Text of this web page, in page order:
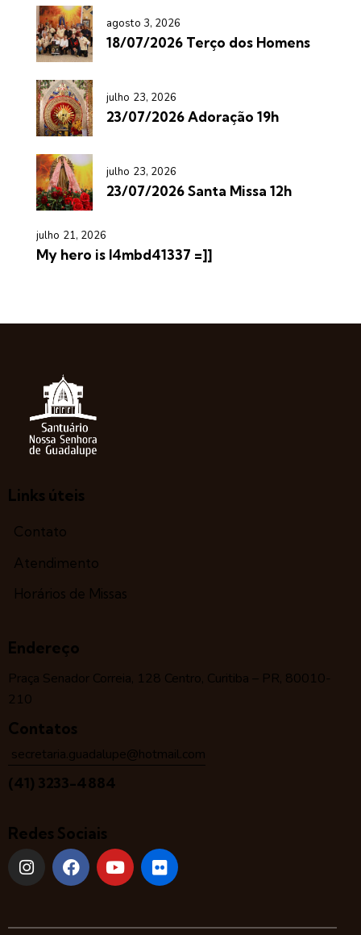
agosto 3, 2026
18/07/2026 Terço dos Homens
julho 23, 2026
23/07/2026 Adoração 19h
julho 23, 2026
23/07/2026 Santa Missa 12h
julho 21, 2026
My hero is l4mbd41337 =]]
Links úteis
Contato
Atendimento
Horários de Missas
Endereço
Praça Senador Correia, 128 Centro, Curitiba – PR, 80010-
210
Contatos
secretaria.guadalupe@hotmail.com
(41) 3233-4884
Redes Sociais